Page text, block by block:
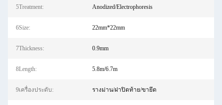
5Treatment: Anodized/Electrophoresis
6Size: 22mm*22mm
7Thickness: 0.9mm
8Length: 5.8m/6.7m
9เครื่องประดับ: รางม่าน/ฝาปิดท้าย/ขายึด